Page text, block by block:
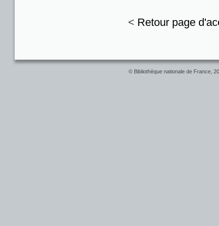
< Retour page
© Bibliothèque nationale de France,